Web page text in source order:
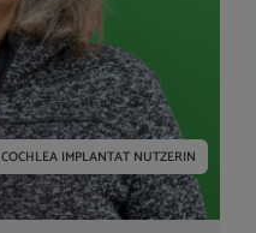
COCHLEA IMPLANTAT NUTZERIN